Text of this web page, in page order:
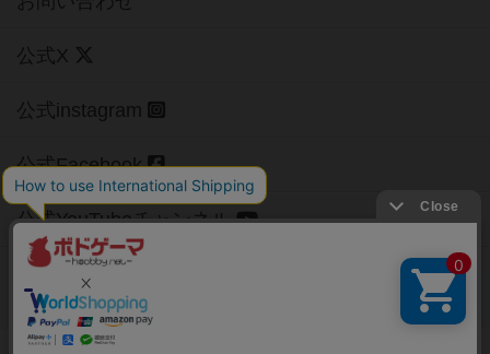
公式X
公式instagram
公式Facebook
公式YouTubeチャンネル